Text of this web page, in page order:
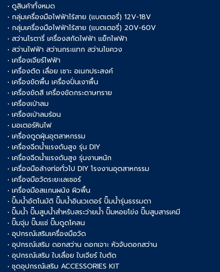
• ดูสินค้าทั้งหมด
• กลุ่มเครื่องมือไฟฟ้าไร้สาย (แบตเตอรี่) 12V-18V
• กลุ่มเครื่องมือไฟฟ้าไร้สาย (แบตเตอรี่) 20V-60V
• สว่านโรตารี่ เครื่องสกัดไฟฟ้า แย็กไฟฟ้า
• สว่านไฟฟ้า สว่านกระแทก สว่านไขควง
• เครื่องเจียร์ไฟฟ้า
• เครื่องตัด เลื่อย เซาะ อเนกประสงค์
• เครื่องขัดพื้น เครื่องปั่นเงาพื้น
• เครื่องขัดสี เครื่องขัดกระดาษทราย
• เครื่องเป่าลม
• เครื่องเป่าลมร้อน
• มอเตอร์หินไฟ
• เครื่องดูดฝุ่นอุตสาหกรรม
• เครื่องฉีดน้ำแรงดันสูง รุ่น DIY
• เครื่องฉีดน้ำแรงดันสูง รุ่นงานหนัก
• เครื่องมือล้างท่อทั่วไป DIY โรงงานอุตสาหกรรม
• เครื่องมือวัดระยะเลเซอร์
• เครื่องมือสแกนผนัง ผิวพื้น
• ปั๊มน้ำอัตโนมัติ ปั๊มน้ำอินเวเตอร์ ปั๊มน้ำรุ่นธรรมดา
• ปั๊มน้ำ ปั๊มสูบน้ำสำหรับสระว่ายน้ำ ปั๊มหอยโข่ง ปั๊มสูบสารเคมี
• ปั๊มจุ่ม ปั๊มแช่ ปั๊มดูดโคลน
• อุปกรณ์เสริมเครื่องมือวัด
• อุปกรณ์เสริม ดอกสว่าน ดอกเจาะ หัวจับดอกสว่าน
• อุปกรณ์เสริม ใบเลื่อย ใบเจียร์ ใบตัด
• ชุดอุปกรณ์เสริม ACCESSORIES KIT